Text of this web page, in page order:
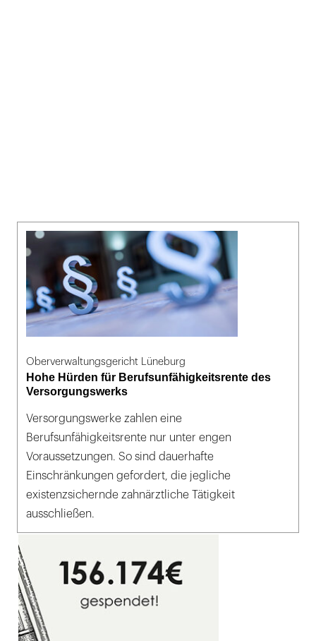
Oberverwaltungsgericht Lüneburg
Hohe Hürden für Berufsunfähigkeitsrente des
Versorgungswerks
Versorgungswerke zahlen eine
Berufsunfähigkeitsrente nur unter engen
Voraussetzungen. So sind dauerhafte
Einschränkungen gefordert, die jegliche
existenzsichernde zahnärztliche Tätigkeit
ausschließen.